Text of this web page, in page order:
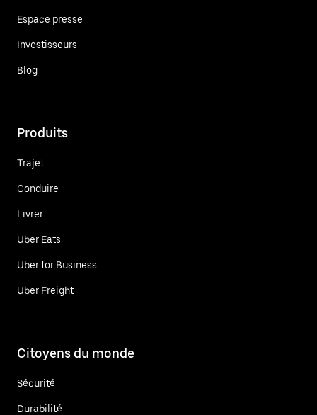
Espace presse
Investisseurs
Blog
Produits
Trajet
Conduire
Livrer
Uber Eats
Uber for Business
Uber Freight
Citoyens du monde
Sécurité
Durabilité